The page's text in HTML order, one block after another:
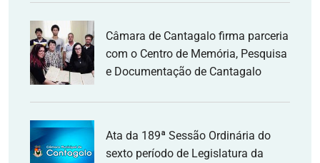
Câmara de Cantagalo firma parceria
com o Centro de Memória, Pesquisa
e Documentação de Cantagalo
Ata da 189ª Sessão Ordinária do
sexto período de Legislatura da